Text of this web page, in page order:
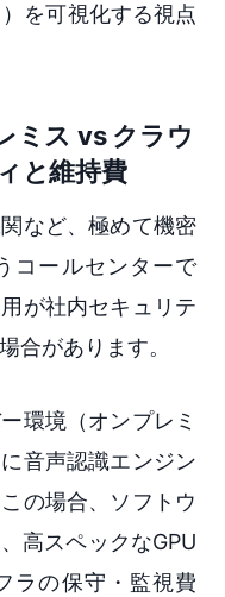
を可視化する視点
ミス vs クラウ
と維持費
など、極めて機密
コールセンターで
が社内セキュリテ
合があります。
環境（オンプレミ
音声認識エンジン
の場合、ソフトウ
高スペックなGPU
ラの保守・監視費